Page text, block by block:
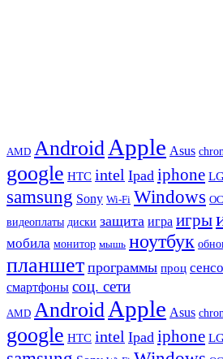
AMD Android Apple Asus
google HTC intel Ipad iphone
samsung Sony Wi-Fi Windows ОС
видеоплаты диски защита игра игры
мобила монитор мышь ноутбук
планшет программы проц
смартфоны соц. сети
AMD Android Apple Asus
google HTC intel Ipad iphone